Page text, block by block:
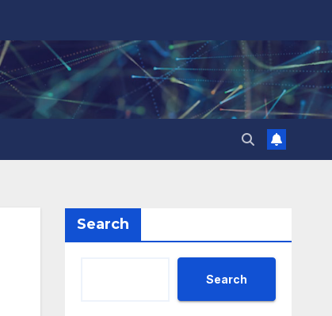
Search
Search